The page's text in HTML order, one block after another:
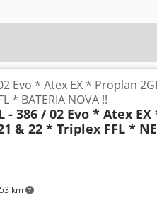
km
Evo * Atex EX * Proplan
* BATERIA NOVA !!
- 386 / 02 Evo * Atex
& 22 * Triplex FFL *